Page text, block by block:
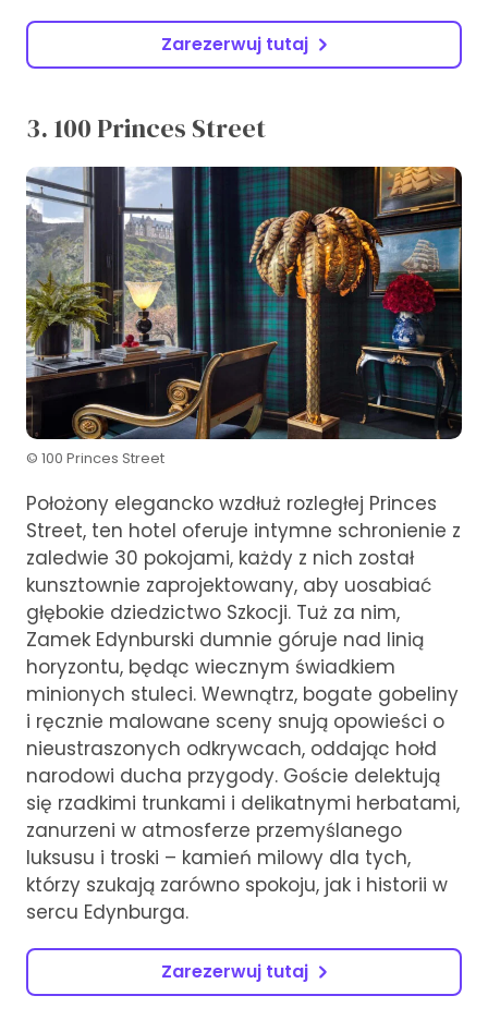
Zarezerwuj tutaj
3. 100 Princes Street
© 100 Princes Street
Położony elegancko wzdłuż rozległej Princes
Street, ten hotel oferuje intymne schronienie z
zaledwie 30 pokojami, każdy z nich został
kunsztownie zaprojektowany, aby uosabiać
głębokie dziedzictwo Szkocji. Tuż za nim,
Zamek Edynburski dumnie góruje nad linią
horyzontu, będąc wiecznym świadkiem
minionych stuleci. Wewnątrz, bogate gobeliny
i ręcznie malowane sceny snują opowieści o
nieustraszonych odkrywcach, oddając hołd
narodowi ducha przygody. Goście delektują
się rzadkimi trunkami i delikatnymi herbatami,
zanurzeni w atmosferze przemyślanego
luksusu i troski – kamień milowy dla tych,
którzy szukają zarówno spokoju, jak i historii w
sercu Edynburga.
Zarezerwuj tutaj